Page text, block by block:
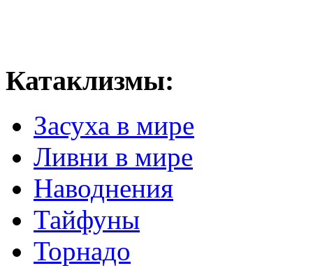
Катаклизмы:
Засуха в мире
Ливни в мире
Наводнения
Тайфуны
Торнадо